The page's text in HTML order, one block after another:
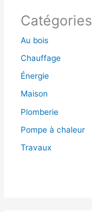
Catégories
Au bois
Chauffage
Énergie
Maison
Plomberie
Pompe à chaleur
Travaux